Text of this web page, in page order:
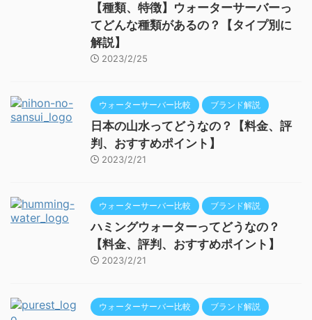
【種類、特徴】ウォーターサーバーっ
てどんな種類があるの？【タイプ別に
解説】
2023/2/25
ウォーターサーバー比較 ブランド解説
日本の山水ってどうなの？【料金、評
判、おすすめポイント】
2023/2/21
ウォーターサーバー比較 ブランド解説
ハミングウォーターってどうなの？
【料金、評判、おすすめポイント】
2023/2/21
ウォーターサーバー比較 ブランド解説